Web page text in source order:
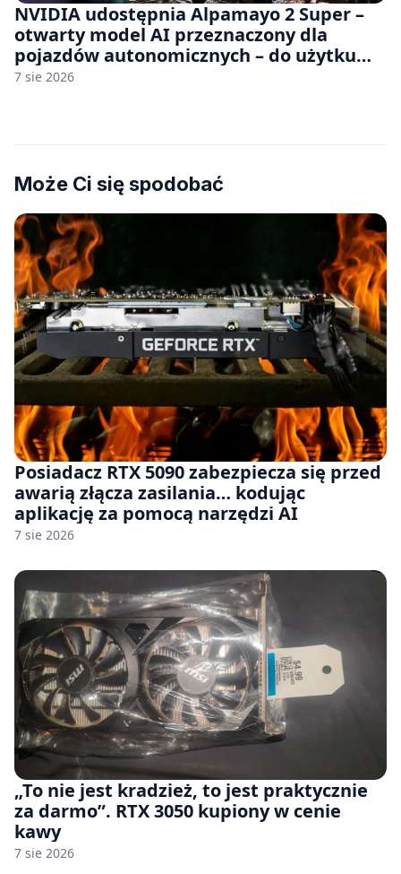
NVIDIA udostępnia Alpamayo 2 Super –
otwarty model AI przeznaczony dla
pojazdów autonomicznych – do użytku
komercyjnego
7 sie 2026
Może Ci się spodobać
Posiadacz RTX 5090 zabezpiecza się przed
awarią złącza zasilania… kodując
aplikację za pomocą narzędzi AI
7 sie 2026
„To nie jest kradzież, to jest praktycznie
za darmo”. RTX 3050 kupiony w cenie
kawy
7 sie 2026